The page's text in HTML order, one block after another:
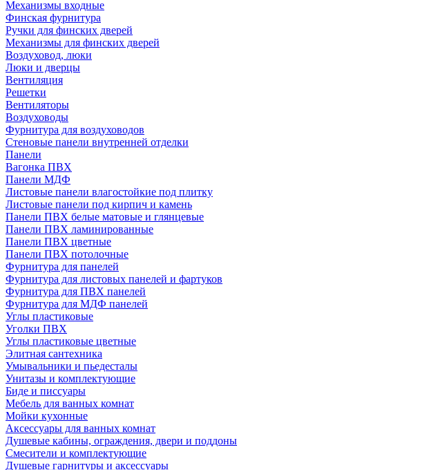
Механизмы входные
Финская фурнитура
Ручки для финских дверей
Механизмы для финских дверей
Воздуховод, люки
Люки и дверцы
Вентиляция
Решетки
Вентиляторы
Воздуховоды
Фурнитура для воздуховодов
Стеновые панели внутренней отделки
Панели
Вагонка ПВХ
Панели МДФ
Листовые панели влагостойкие под плитку
Листовые панели под кирпич и камень
Панели ПВХ белые матовые и глянцевые
Панели ПВХ ламинированные
Панели ПВХ цветные
Панели ПВХ потолочные
Фурнитура для панелей
Фурнитура для листовых панелей и фартуков
Фурнитура для ПВХ панелей
Фурнитура для МДФ панелей
Углы пластиковые
Уголки ПВХ
Углы пластиковые цветные
Элитная сантехника
Умывальники и пьедесталы
Унитазы и комплектующие
Биде и писсуары
Мебель для ванных комнат
Мойки кухонные
Аксессуары для ванных комнат
Душевые кабины, ограждения, двери и поддоны
Смесители и комплектующие
Душевые гарнитуры и аксессуары